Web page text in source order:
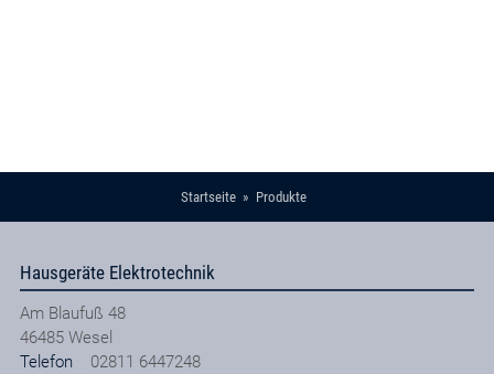
Startseite Produkte
Hausgeräte Elektrotechnik
Am Blaufuß 48
46485 Wesel
Telefon
02811 6447248